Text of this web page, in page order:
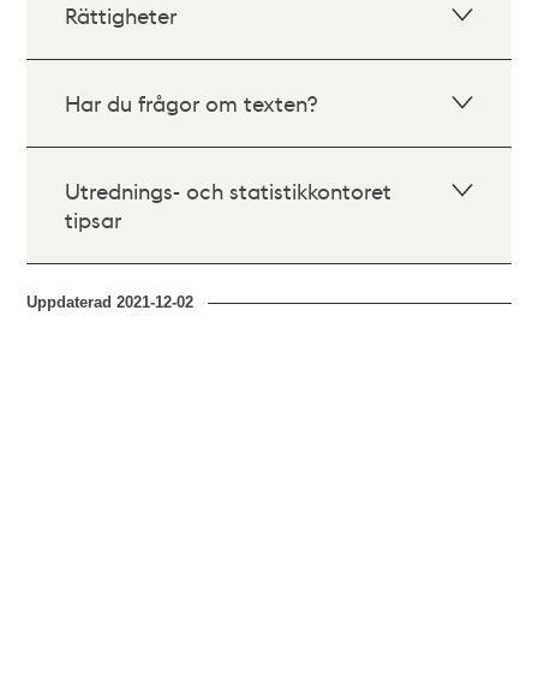
Rättigheter
Har du frågor om texten?
Utrednings- och statistikkontoret
tipsar
Uppdaterad2021-12-02